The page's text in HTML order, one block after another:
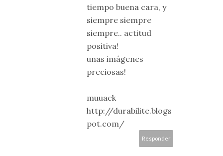
tiempo buena cara, y
siempre siempre
siempre.. actitud
positiva!
unas imágenes
preciosas!
muuack
http://durabilite.blogs
pot.com/
Responder